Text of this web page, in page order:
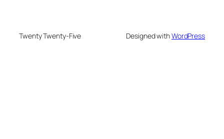
Twenty Twenty-Five Designed withWordPress